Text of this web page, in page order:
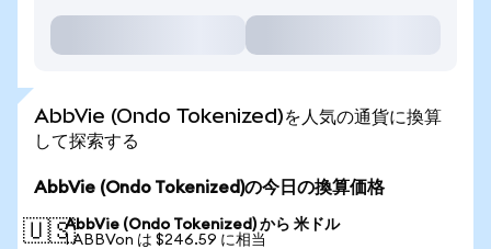
AbbVie (Ondo Tokenized)を人気の通貨に換算
して探索する
AbbVie (Ondo Tokenized)の今日の換算価格
🇺🇸AbbVie (Ondo Tokenized) から 米ドル
1 ABBVon は $246.59 に相当